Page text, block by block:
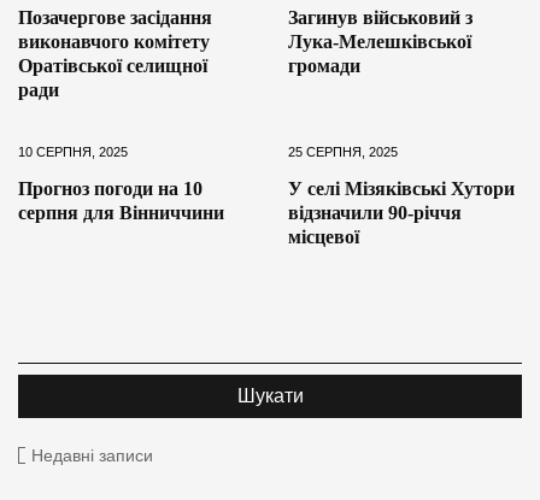
Позачергове засідання
виконавчого комітету
Оратівської селищної
ради
Загинув військовий з
Лука-Мелешківської
громади
10 СЕРПНЯ, 2025
Прогноз погоди на 10
серпня для Вінниччини
25 СЕРПНЯ, 2025
У селі Мізяківські Хутори
відзначили 90-річчя
місцевої
Недавні записи